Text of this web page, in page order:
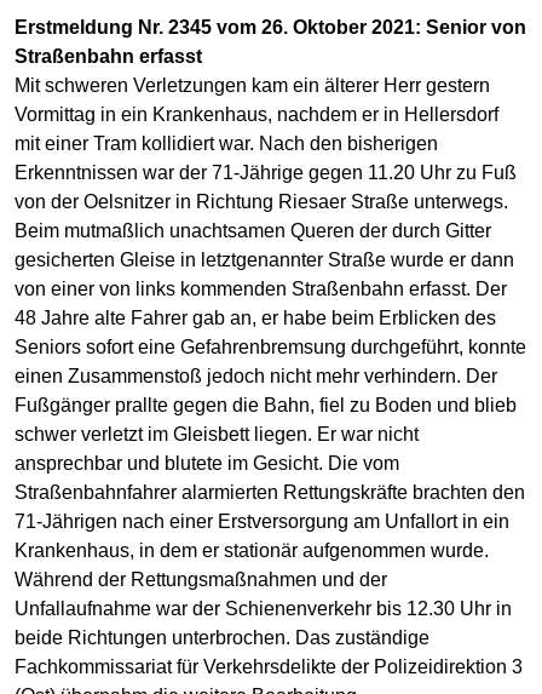
Erstmeldung Nr. 2345 vom 26. Oktober 2021: Senior von
Straßenbahn erfasst
Mit schweren Verletzungen kam ein älterer Herr gestern
Vormittag in ein Krankenhaus, nachdem er in Hellersdorf
mit einer Tram kollidiert war. Nach den bisherigen
Erkenntnissen war der 71-Jährige gegen 11.20 Uhr zu Fuß
von der Oelsnitzer in Richtung Riesaer Straße unterwegs.
Beim mutmaßlich unachtsamen Queren der durch Gitter
gesicherten Gleise in letztgenannter Straße wurde er dann
von einer von links kommenden Straßenbahn erfasst. Der
48 Jahre alte Fahrer gab an, er habe beim Erblicken des
Seniors sofort eine Gefahrenbremsung durchgeführt, konnte
einen Zusammenstoß jedoch nicht mehr verhindern. Der
Fußgänger prallte gegen die Bahn, fiel zu Boden und blieb
schwer verletzt im Gleisbett liegen. Er war nicht
ansprechbar und blutete im Gesicht. Die vom
Straßenbahnfahrer alarmierten Rettungskräfte brachten den
71-Jährigen nach einer Erstversorgung am Unfallort in ein
Krankenhaus, in dem er stationär aufgenommen wurde.
Während der Rettungsmaßnahmen und der
Unfallaufnahme war der Schienenverkehr bis 12.30 Uhr in
beide Richtungen unterbrochen. Das zuständige
Fachkommissariat für Verkehrsdelikte der Polizeidirektion 3